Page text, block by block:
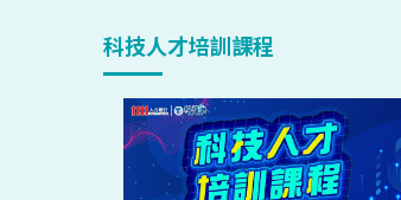
科技人才培訓課程